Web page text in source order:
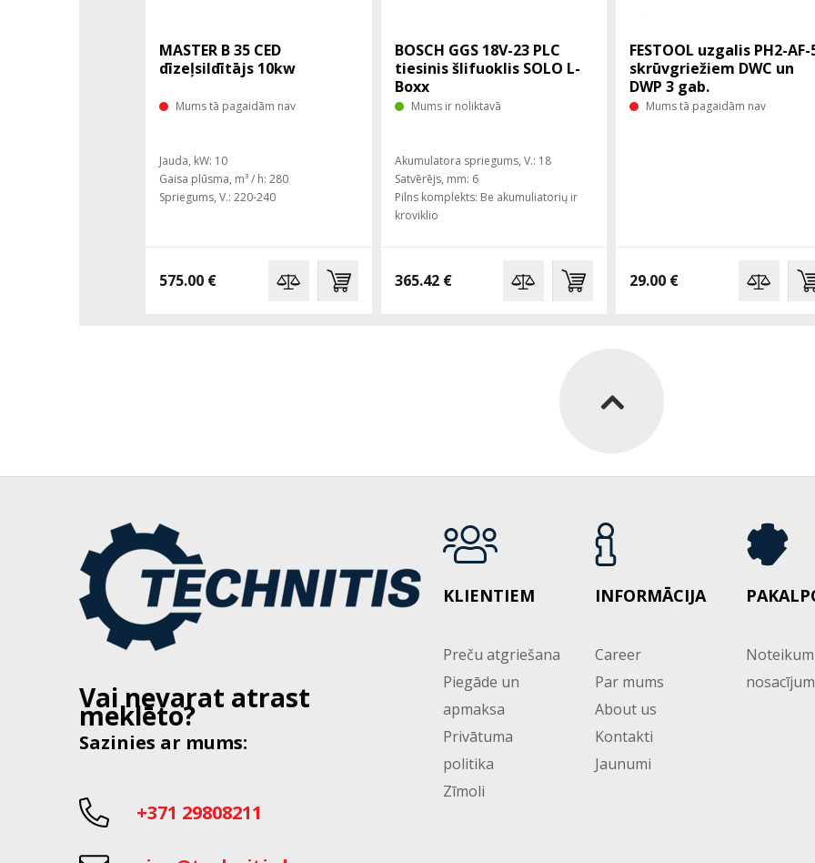
MASTER B 35 CED
dīzeļsildītājs 10kw
Mums tā pagaidām nav
Jauda, ​​kW: 10
Gaisa plūsma, m³ / h: 280
Spriegums, V.: 220-240
575.00 €
BOSCH GGS 18V-23 PLC
tiesinis šlifuoklis SOLO L-
Boxx
Mums ir noliktavā
Akumulatora spriegums, V.: 18
Satvērējs, mm: 6
Pilns komplekts: Be akumuliatorių ir
kroviklio
365.42 €
FESTOOL uzgalis PH2-AF-
skrūvgriežiem DWC un
DWP 3 gab.
Mums tā pagaidām nav
29.00 €
Vai nevarat atrast
meklēto?
Sazinies ar mums:
+371 29808211
KLIENTIEM
Preču atgriešana
Piegāde un
apmaksa
Privātuma
politika
Zīmoli
INFORMĀCIJA
Career
Par mums
About us
Kontakti
Jaunumi